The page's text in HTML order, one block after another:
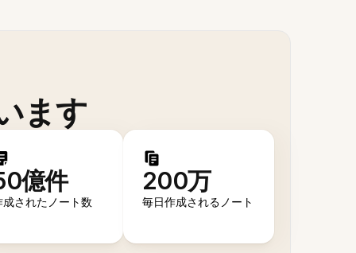
ます
億件
成されたノート数
200万
毎日作成されるノート